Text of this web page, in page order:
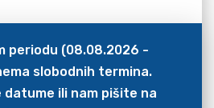
periodu (08.08.2026 -
slobodnih termina.
datume ili nam pišite na